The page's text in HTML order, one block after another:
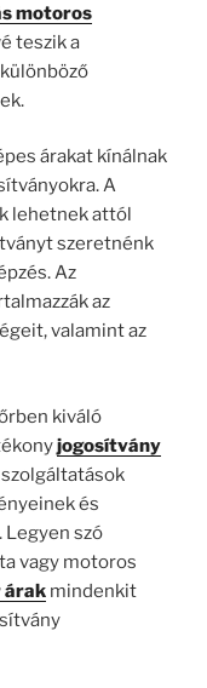
motoros
teszik a
árakat kínálnak
A
lehetnek attól
szeretnénk
Az
az
valamint az
kiváló
jogosítvány
és
szó
vagy motoros
árak mindenkit